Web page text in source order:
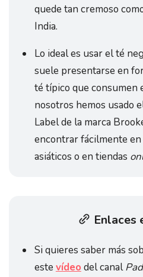
quede tan cremoso
India.
Lo ideal es usar el té
suele presentarse en
té típico que consumen
nosotros hemos usado
Label de la marca
encontrar fácilmente
asiáticos o en tiendas
Enlaces
Si quieres saber más
este vídeo del canal